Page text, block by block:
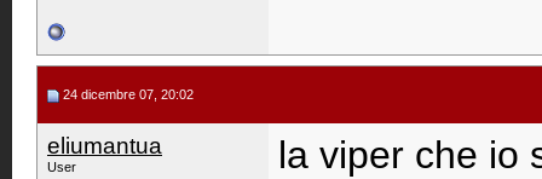
24 dicembre 07, 20:02
eliumantua
User
la viper che io